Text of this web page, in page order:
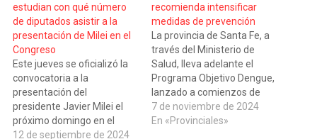
estudian con qué número
de diputados asistir a la
presentación de Milei en el
Congreso
Este jueves se oficializó la
convocatoria a la
presentación del
presidente Javier Milei el
próximo domingo en el
recinto de la Cámara de
12 de septiembre de 2024
recomienda intensificar
medidas de prevención
La provincia de Santa Fe, a
través del Ministerio de
Salud, lleva adelante el
Programa Objetivo Dengue,
lanzado a comienzos de
agosto, con un abordaje
interministerial. En este
7 de noviembre de 2024
En «Provinciales»